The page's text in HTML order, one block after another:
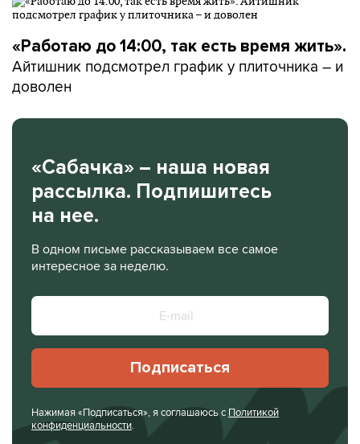
«Работаю до 14:00, так есть время жить».
Айтишник подсмотрел график у плиточника – и
доволен
«Сабачка» – наша новая
рассылка. Подпишитесь
на нее.
В одном письме рассказываем все самое
интересное за неделю.
Подписаться
Нажимая «Подписаться», я соглашаюсь с Политикой
конфиденциальности.